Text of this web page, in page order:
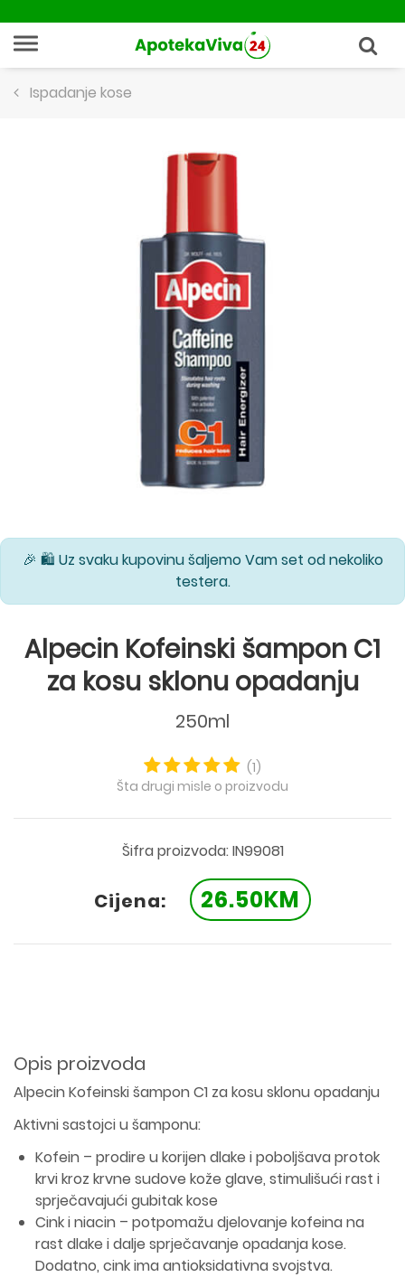
Ispadanje kose
🎉 🛍️ Uz svaku kupovinu šaljemo Vam set od nekoliko
testera.
Alpecin Kofeinski šampon C1
za kosu sklonu opadanju
250ml
(1)
Šta drugi misle o proizvodu
Šifra proizvoda: IN99081
Cijena: 26.50KM
Opis proizvoda
Alpecin Kofeinski šampon C1 za kosu sklonu opadanju
Aktivni sastojci u šamponu:
Kofein – prodire u korijen dlake i poboljšava protok
krvi kroz krvne sudove kože glave, stimulišući rast i
sprječavajući gubitak kose
Cink i niacin – potpomažu djelovanje kofeina na
rast dlake i dalje sprječavanje opadanja kose.
Dodatno, cink ima antioksidativna svojstva.